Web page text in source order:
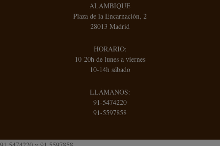
ALAMBIQUE
Plaza de la Encarnación, 2
28013 Madrid
HORARIO:
10-20h de lunes a viernes
10-14h sábado
LLÁMANOS:
91-5474220
91-5597858